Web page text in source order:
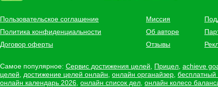
Пользовательское соглашение
Политика конфиденциальности
Договор оферты
Миссия
Об авторе
Отзывы
Самое популярное: Сервис достижения целей Прицел achieve
целей
достижение целей онлайн онлайн органайзер
онлайн календарь 2026 онлайн список дел онлайн колесо